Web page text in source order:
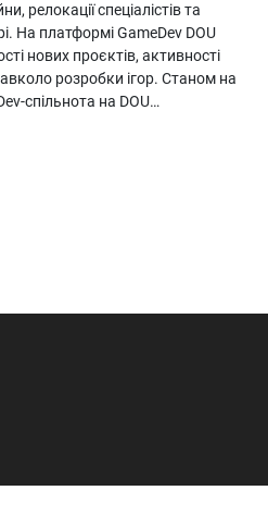
релокації спеціалістів та
На платформі GameDev DOU
нових проєктів, активності
розробки ігор. Станом на
спільнота на DOU…